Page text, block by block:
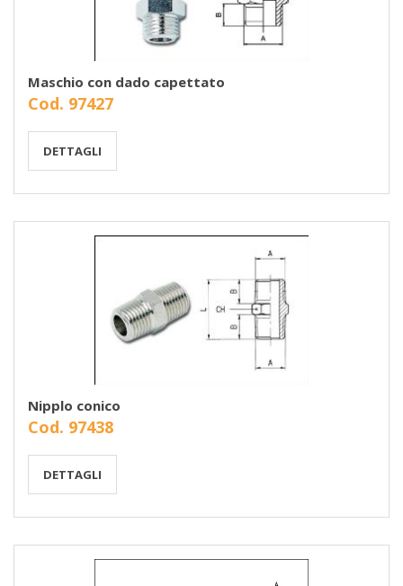
Maschio con dado capettato
Cod. 97427
DETTAGLI
Nipplo conico
Cod. 97438
DETTAGLI